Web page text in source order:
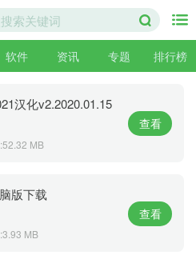
软件 资讯 专题 排行榜
汉化v2.2020.01.15
MB
查看
版下载
MB
查看